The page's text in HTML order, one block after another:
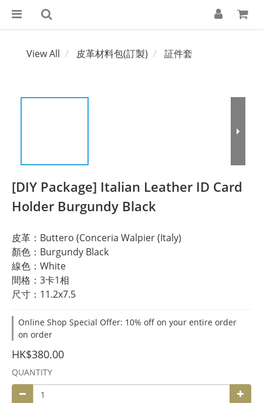
View All 皮革材料包(訂製) 証件套
[DIY Package] Italian Leather ID Card
Holder Burgundy Black
皮革：Buttero (Conceria Walpier (Italy)
顏色：Burgundy Black
線色：White
間格：3卡1相
尺寸：11.2x7.5
Online Shop Special Offer: 10% off on your entire order
on order
HK$380.00
QUANTITY